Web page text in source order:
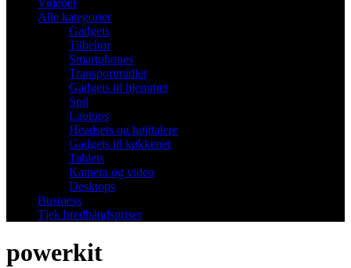
Videoer
Alle kategorier
Gadgets
Tilbehør
Smartphones
Transportmidler
Gadgets til hjemmet
Spil
Laptops
Headsets og højttalere
Gadgets til køkkenet
Tablets
Kamera og video
Desktops
Business
Tjek bredbåndspriser
powerkit